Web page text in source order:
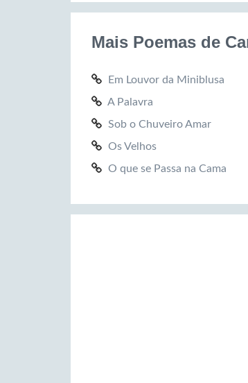
Mais Poemas de
Em Louvor da Miniblusa
A Palavra
Sob o Chuveiro Amar
Os Velhos
O que se Passa na Cama